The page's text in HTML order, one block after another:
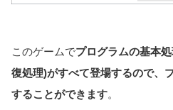
このゲームでプログラムの基本
復処理)がすべて登場するので、
することができます。